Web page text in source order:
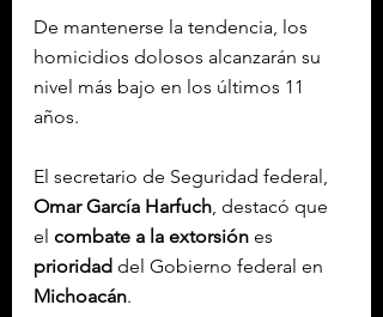
De mantenerse la tendencia, los
homicidios dolosos alcanzarán su
nivel más bajo en los últimos 11
años.
El secretario de Seguridad federal,
Omar García Harfuch , destacó que
el combate a la extorsión es
prioridad del Gobierno federal en
Michoacán.